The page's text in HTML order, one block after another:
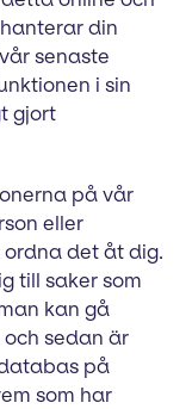
din
senaste
i sin
gjort
på vår
eller
det åt dig.
till saker som
kan gå
sedan är
på
som har